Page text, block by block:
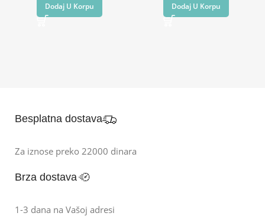
Dodaj U Korpu Dodaj U Korpu
Besplatna dostava
Za iznose preko 22000 dinara
Brza dostava
1-3 dana na Vašoj adresi